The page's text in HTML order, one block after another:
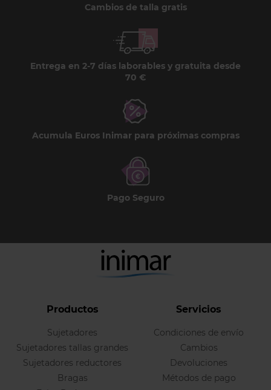
Cambios de talla gratis
Entrega en 2-7 días laborables y gratuita desde
70 €
Acumula Euros Inimar para próximas compras
Pago Seguro
Productos
Sujetadores
Sujetadores tallas grandes
Sujetadores reductores
Bragas
Servicios
Condiciones de envío
Cambios
Devoluciones
Métodos de pago